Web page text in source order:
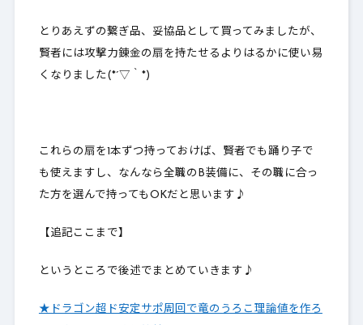
とりあえずの繋ぎ品、妥協品として買ってみましたが、
賢者には攻撃力錬金の扇を持たせるよりはるかに使い易
くなりました(*´▽｀*)
これらの扇を1本ずつ持っておけば、賢者でも踊り子で
も使えますし、なんなら全職のB装備に、その職に合っ
た方を選んで持ってもOKだと思います♪
【追記ここまで】
というところで後述でまとめていきます♪
★ドラゴン超ド安定サポ周回で竜のうろこ理論値を作ろ